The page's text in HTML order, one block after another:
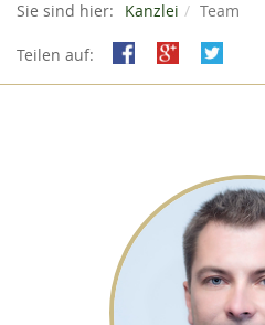
Sie sind hier: Kanzlei Team
Teilen auf: